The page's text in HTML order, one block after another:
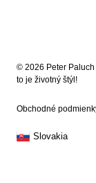
© 2026 Peter
to je životný štýl!
Obchodné
Slovakia